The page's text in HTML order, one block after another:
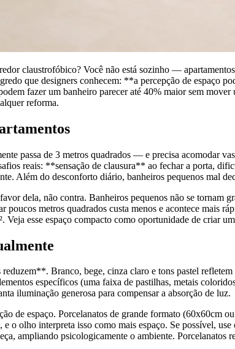
claustrofóbico? Você não está sozinho —
que designers conhecem: **a percepção de espaço
fazer um banheiro parecer até 40% maior sem
reforma.
passa de 3 metros quadrados — e precisa acomodar
reais: **sensação de clausura** ao fechar a porta,
Além do desconforto diário, banheiros pequenos mal
dela, não contra. Banheiros pequenos não se
poucos metros quadrados custa menos e acontece mais
Veja esse espaço compacto como oportunidade de criar
Branco, bege, cinza claro e tons pastel
específicos (uma faixa de pastilhas, metais
iluminação generosa para compensar a absorção de luz.
de espaço. Porcelanatos de grande formato (60x60cm
o olho interpreta isso como mais espaço. Se possível,
ampliando psicologicamente o ambiente.